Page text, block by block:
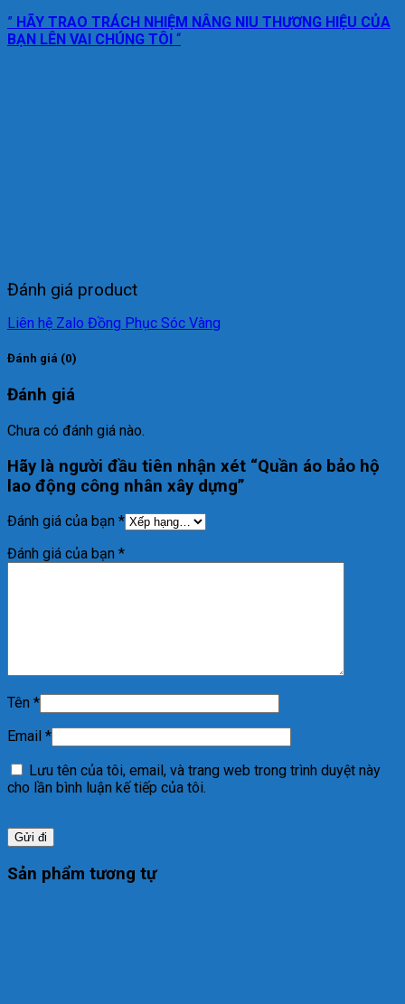
” HÃY TRAO TRÁCH NHIỆM NÂNG NIU THƯƠNG HIỆU CỦA
BẠN LÊN VAI CHÚNG TÔI “
Đánh giá product
Liên hệ Zalo Đồng Phục Sóc Vàng
Đánh giá (0)
Đánh giá
Chưa có đánh giá nào.
Hãy là người đầu tiên nhận xét “Quần áo bảo hộ
lao động công nhân xây dựng”
Đánh giá của bạn *
Đánh giá của bạn *
Tên *
Email *
Lưu tên của tôi, email, và trang web trong trình duyệt này
cho lần bình luận kế tiếp của tôi.
Sản phẩm tương tự